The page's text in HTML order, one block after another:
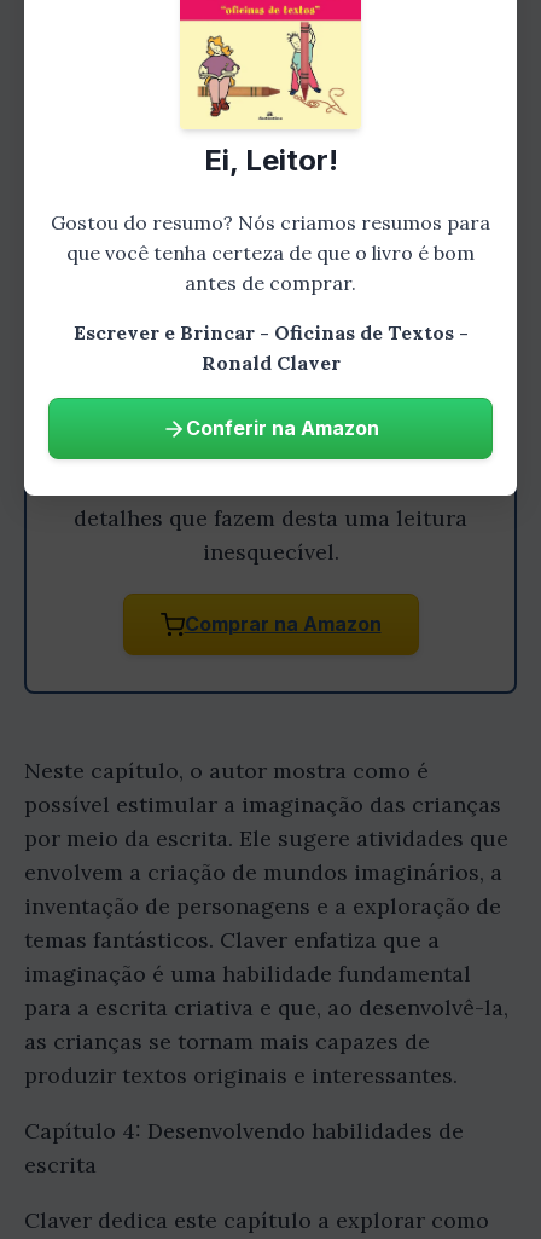
Gostou do resumo? Leia o livro
completo!
detalhes que fazem desta uma leitura
inesquecível.
Comprar na Amazon
Neste capítulo, o autor mostra como é
possível estimular a imaginação das crianças
por meio da escrita. Ele sugere atividades que
envolvem a criação de mundos imaginários, a
inventação de personagens e a exploração de
temas fantásticos. Claver enfatiza que a
imaginação é uma habilidade fundamental
para a escrita criativa e que, ao desenvolvê-la,
as crianças se tornam mais capazes de
produzir textos originais e interessantes.
Capítulo 4: Desenvolvendo habilidades de
escrita
Claver dedica este capítulo a explorar como
Ei, Leitor!
Gostou do resumo? Nós criamos resumos para
que você tenha certeza de que o livro é bom
antes de comprar.
Escrever e Brincar - Oficinas de Textos -
Ronald Claver
Conferir na Amazon